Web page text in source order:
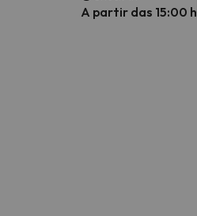
A partir das 15:00 h